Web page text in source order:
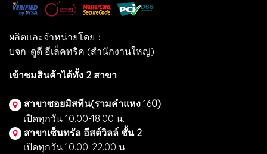
ผลิตและจำหน่ายโดย：
บจก. ดูดี อีเล็คทริค (สำนักงานใหญ่)
เข้าชมสินค้าได้ทั้ง 2 สาขา
สาขาซอยมิสทีน(รามคำแหง 160)
เปิดทุกวัน 10.00-18.00 น.
สาขาเซ็นทรัล อีสต์วิลล์ ชั้น 2
เปิดทุกวัน 10.00-22.00 น.